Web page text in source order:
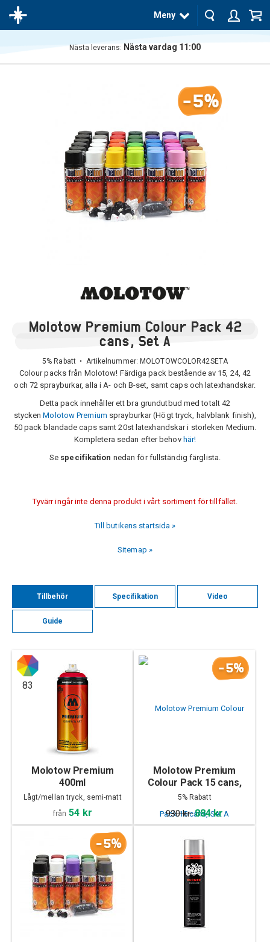
Meny
Nästa leverans: Nästa vardag 11:00
-5%
Molotow Premium Colour Pack 42
cans, Set A
5% Rabatt • Artikelnummer: MOLOTOWCOLOR42SETA
Colour packs från Molotow! Färdiga pack bestående av 15, 24, 42
och 72 sprayburkar, alla i A- och B-set, samt caps och latexhandskar.
Detta pack innehåller ett bra grundutbud med totalt 42
styckenMolotow Premium sprayburkar (Högt tryck, halvblank finish),
50 pack blandade caps samt 20st latexhandskar i storleken Medium.
Kompletera sedan efter behov här!
Se specifikation nedan för fullständig färglista.
Tyvärr ingår inte denna produkt i vårt sortiment för tillfället.
Till butikens startsida »
Sitemap »
Tillbehör Specifikation Video
Guide
83
Molotow Premium
400ml
Lågt/mellan tryck, semi-matt
från 54 kr
-5%
Molotow Premium
Colour Pack 15 cans,
Set A
5% Rabatt
930 kr884 kr
-5%